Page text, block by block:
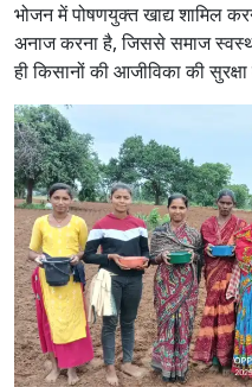
भोजन में पोषणयुक्त खाद्य शामिल
अनाज करना है, जिससे समाज
ही किसानों की आजीविका की